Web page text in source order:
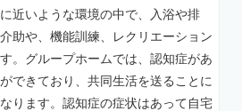
近いような環境の中で、入浴や排
助や、機能訓練、レクリエーション
。グループホームでは、認知症があ
できており、共同生活を送ることに
ります。認知症の症状はあって自宅